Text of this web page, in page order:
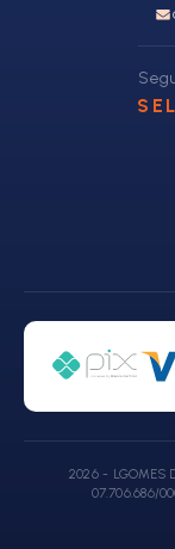
2026 - LGOMES
07.706.686/